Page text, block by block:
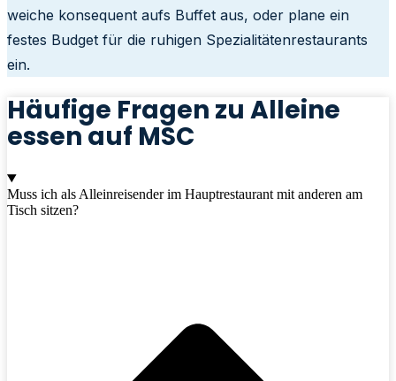
weiche konsequent aufs Buffet aus, oder plane ein
festes Budget für die ruhigen Spezialitätenrestaurants
ein.
Häufige Fragen zu Alleine
essen auf MSC
Muss ich als Alleinreisender im Hauptrestaurant mit anderen am
Tisch sitzen?